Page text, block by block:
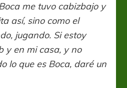
me tuvo cabizbajo y
así, sino como el
jugando. Si estoy
y en mi casa, y no
lo que es Boca, daré un